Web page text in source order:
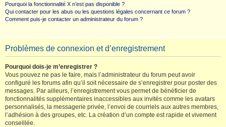
Pourquoi la fonctionnalité X n’est pas disponible ?
Qui contacter pour les abus ou les questions légales concernant ce forum ?
Comment puis-je contacter un administrateur du forum ?
Problèmes de connexion et d’enregistrement
Pourquoi dois-je m’enregistrer ?
Vous pouvez ne pas le faire, mais l’administrateur du forum peut avoir
configuré les forums afin qu’il soit nécessaire de s’enregistrer pour poster des
messages. Par ailleurs, l’enregistrement vous permet de bénéficier de
fonctionnalités supplémentaires inaccessibles aux invités comme les avatars
personnalisés, la messagerie privée, l’envoi de courriels aux autres membres,
l’adhésion à des groupes, etc. La création d’un compte est rapide et vivement
conseillée.